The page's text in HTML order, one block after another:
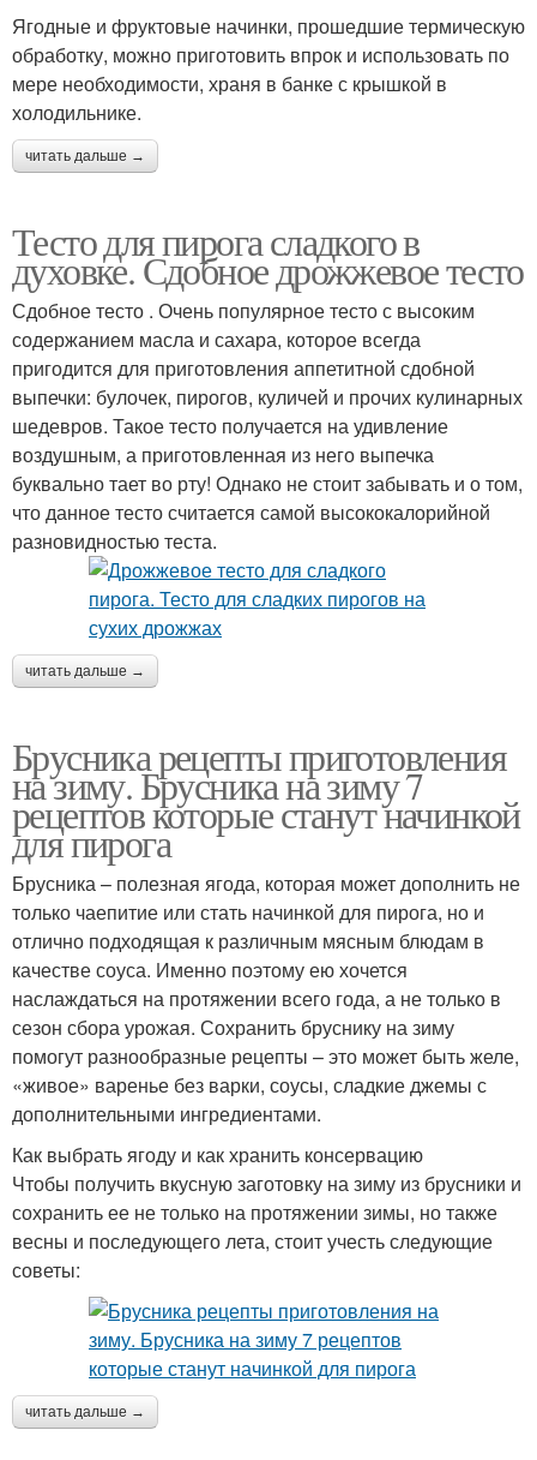
Ягодные и фруктовые начинки, прошедшие термическую
обработку, можно приготовить впрок и использовать по
мере необходимости, храня в банке с крышкой в
холодильнике.
читать дальше →
Тесто для пирога сладкого в
духовке. Сдобное дрожжевое тесто
Сдобное тесто . Очень популярное тесто с высоким
содержанием масла и сахара, которое всегда
пригодится для приготовления аппетитной сдобной
выпечки: булочек, пирогов, куличей и прочих кулинарных
шедевров. Такое тесто получается на удивление
воздушным, а приготовленная из него выпечка
буквально тает во рту! Однако не стоит забывать и о том,
что данное тесто считается самой высококалорийной
разновидностью теста.
читать дальше →
Брусника рецепты приготовления
на зиму. Брусника на зиму 7
рецептов которые станут начинкой
для пирога
Брусника – полезная ягода, которая может дополнить не
только чаепитие или стать начинкой для пирога, но и
отлично подходящая к различным мясным блюдам в
качестве соуса. Именно поэтому ею хочется
наслаждаться на протяжении всего года, а не только в
сезон сбора урожая. Сохранить бруснику на зиму
помогут разнообразные рецепты – это может быть желе,
«живое» варенье без варки, соусы, сладкие джемы с
дополнительными ингредиентами.
Как выбрать ягоду и как хранить консервацию
Чтобы получить вкусную заготовку на зиму из брусники и
сохранить ее не только на протяжении зимы, но также
весны и последующего лета, стоит учесть следующие
советы:
читать дальше →